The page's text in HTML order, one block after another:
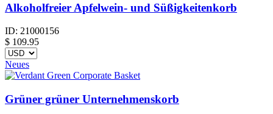
Alkoholfreier Apfelwein- und Süßigkeitenkorb
ID: 21000156
$ 109.95
Neues
Grüner grüner Unternehmenskorb